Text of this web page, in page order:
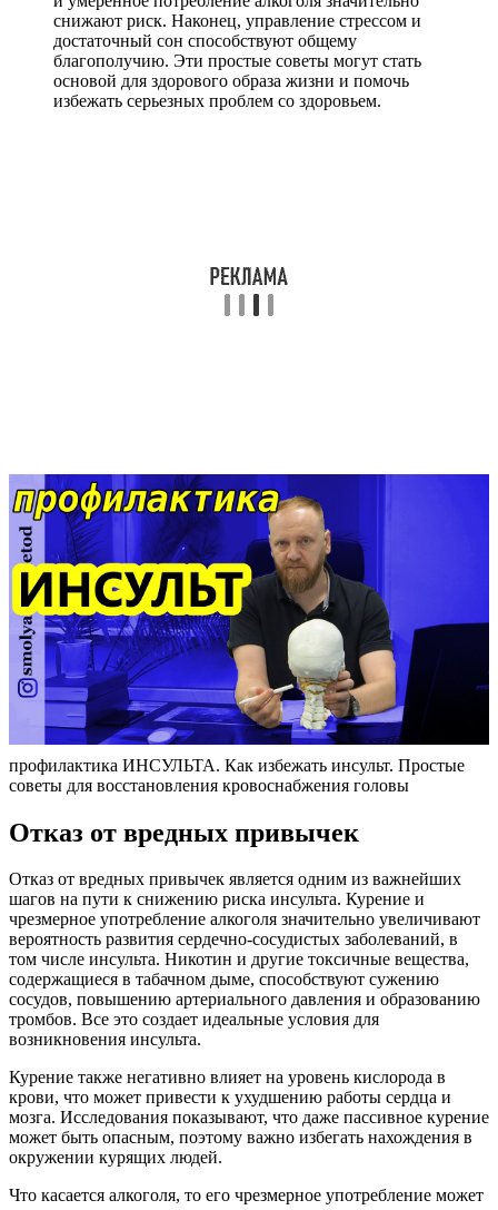
снижают риск. Наконец, управление стрессом и
достаточный сон способствуют общему
благополучию. Эти простые советы могут стать
основой для здорового образа жизни и помочь
избежать серьезных проблем со здоровьем.
профилактика ИНСУЛЬТА. Как избежать инсульт. Простые
советы для восстановления кровоснабжения головы
Отказ от вредных привычек
Отказ от вредных привычек является одним из важнейших
шагов на пути к снижению риска инсульта. Курение и
чрезмерное употребление алкоголя значительно увеличивают
вероятность развития сердечно-сосудистых заболеваний, в
том числе инсульта. Никотин и другие токсичные вещества,
содержащиеся в табачном дыме, способствуют сужению
сосудов, повышению артериального давления и образованию
тромбов. Все это создает идеальные условия для
возникновения инсульта.
Курение также негативно влияет на уровень кислорода в
крови, что может привести к ухудшению работы сердца и
мозга. Исследования показывают, что даже пассивное курение
может быть опасным, поэтому важно избегать нахождения в
окружении курящих людей.
Что касается алкоголя, то его чрезмерное употребление может